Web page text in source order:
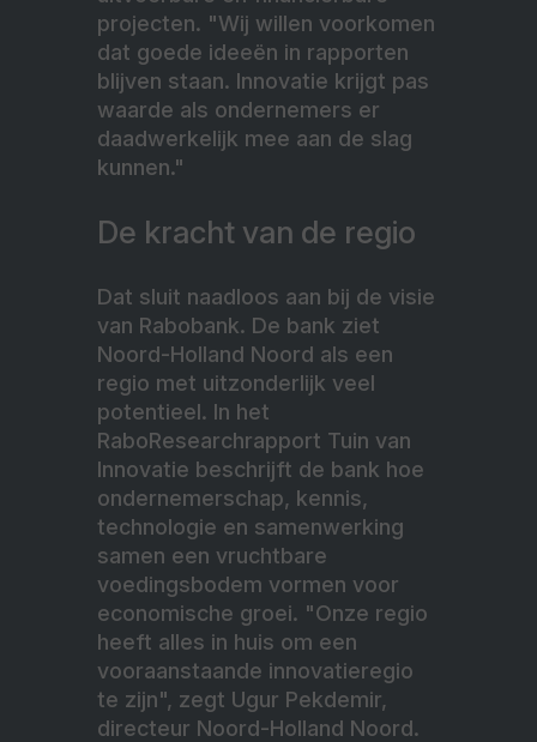
projecten. "Wij willen voorkomen
dat goede ideeën in rapporten
blijven staan. Innovatie krijgt pas
waarde als ondernemers er
daadwerkelijk mee aan de slag
kunnen."
De kracht van de regio
Dat sluit naadloos aan bij de visie
van Rabobank. De bank ziet
Noord-Holland Noord als een
regio met uitzonderlijk veel
potentieel. In het
RaboResearchrapport Tuin van
Innovatie beschrijft de bank hoe
ondernemerschap, kennis,
technologie en samenwerking
samen een vruchtbare
voedingsbodem vormen voor
economische groei. "Onze regio
heeft alles in huis om een
vooraanstaande innovatieregio
te zijn", zegt Ugur Pekdemir,
directeur Noord-Holland Noord.